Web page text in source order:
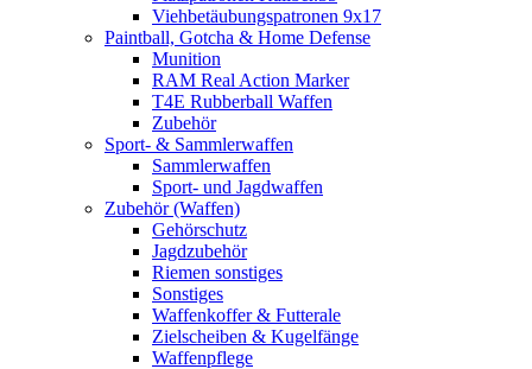
Viehbetäubungspatronen 9x17
Paintball, Gotcha & Home Defense
Munition
RAM Real Action Marker
T4E Rubberball Waffen
Zubehör
Sport- & Sammlerwaffen
Sammlerwaffen
Sport- und Jagdwaffen
Zubehör (Waffen)
Gehörschutz
Jagdzubehör
Riemen sonstiges
Sonstiges
Waffenkoffer & Futterale
Zielscheiben & Kugelfänge
Waffenpflege